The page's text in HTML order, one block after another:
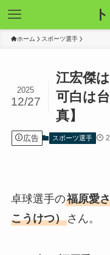
ホーム スポーツ選手
江宏傑
可白は
真】
2025
12/27
広告 スポーツ選手
卓球選手の福原愛
こうけつ）さん。